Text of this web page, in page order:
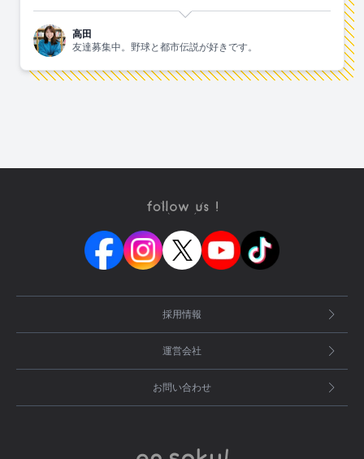
高田
友達募集中。野球と都市伝説が好きです。
採用情報
運営会社
お問い合わせ